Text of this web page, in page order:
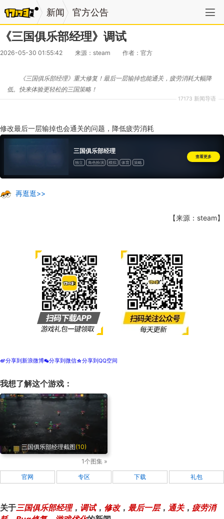
新闻 官方公告
《三国俱乐部经理》调试
2026-05-30 01:55:42 来源：steam 作者：官方
17173 新闻导语
《三国俱乐部经理》重大修复！最后一层输掉也能通关，疲劳消耗大幅降
低。快来体验更轻松的三国策略！
修改最后一层输掉也会通关的问题，降低疲劳消耗
三国俱乐部经理
独立 角色扮演 模拟 体育 策略
查看更多
再逛逛>>
【来源：steam】
t分享到新浪微博w分享到微信z分享到QQ空间
我想了解这个游戏：
三国俱乐部经理截图(10)
1个图集 »
官网 专区 下载 礼包
关于 三国俱乐部经理， 调试， 修改， 最后一层， 通关， 疲劳消